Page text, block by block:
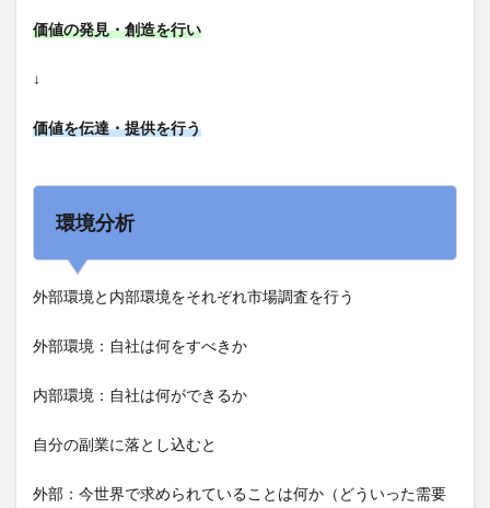
価値の発見・創造を行い
↓
価値を伝達・提供を行う
環境分析
外部環境と内部環境をそれぞれ市場調査を行う
外部環境：自社は何をすべきか
内部環境：自社は何ができるか
自分の副業に落とし込むと
外部：今世界で求められていることは何か（どういった需要